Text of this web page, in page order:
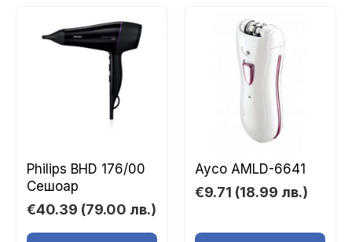
Philips BHD 176/00
Сешоар
€40.39 (79.00 лв.)
Ayco AMLD-6641
€9.71 (18.99 лв.)